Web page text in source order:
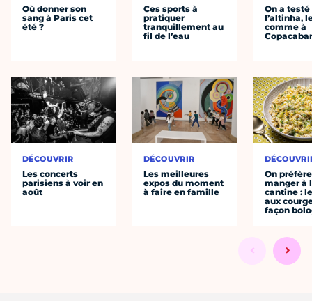
Où donner son
sang à Paris cet
été ?
DÉCOUVRIR
Les concerts
parisiens à voir en
août
Ces sports à
pratiquer
tranquillement au
fil de l’eau
DÉCOUVRIR
Les meilleures
expos du moment
à faire en famille
On a testé
l’altinha,
comme à
On préfère
manger à
cantine :
aux
façon